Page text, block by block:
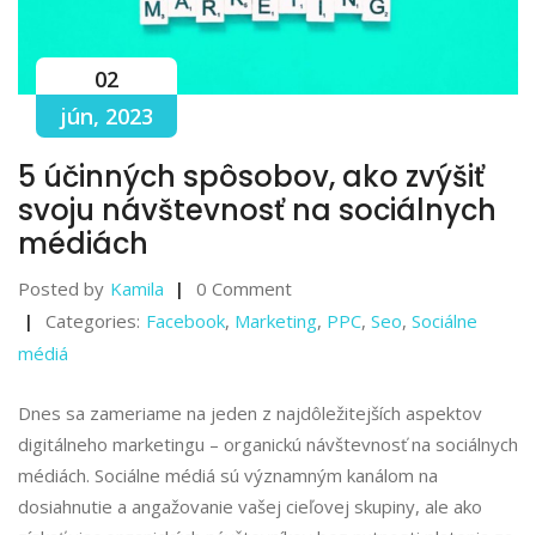
02
jún, 2023
5 účinných spôsobov, ako zvýšiť
svoju návštevnosť na sociálnych
médiách
Posted by Kamila
0 Comment
Categories: Facebook, Marketing, PPC, Seo, Sociálne
médiá
Dnes sa zameriame na jeden z najdôležitejších aspektov
digitálneho marketingu – organickú návštevnosť na sociálnych
médiách. Sociálne médiá sú významným kanálom na
dosiahnutie a angažovanie vašej cieľovej skupiny, ale ako